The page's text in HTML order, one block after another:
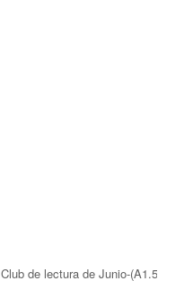
Club de lectura de Junio-(A1.5